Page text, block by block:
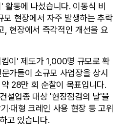
동에 나섰습니다. 이동식 비
모 현장에서 자주 발생하는 추락
, 현장에서 즉각적인 개선을 요
이' 제도가 1,000명 규모로 확
가들이 소규모 사업장을 상시
28만 회 순찰이 목표입니다.
설업종 대상 '현장점검의 날'을
·대형 크레인 사용 현장 등 고위
고 있습니다.